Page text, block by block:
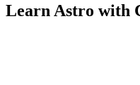
Learn Astro with